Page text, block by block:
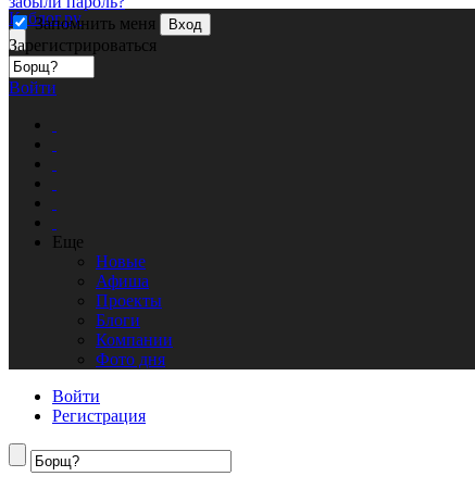
Запомнить меня
Вход
Зарегистрироваться
Кублог.ру
Войти
Еще
Новые
Афиша
Проекты
Блоги
Компании
Фото дня
Войти
Регистрация